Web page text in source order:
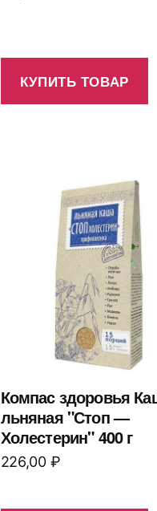
КУПИТЬ ТОВАР
Компас здоровья
льняная "Стоп —
Холестерин" 400 г
226,00 ₽